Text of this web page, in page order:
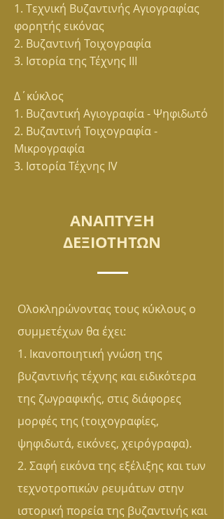
1. Tεχνική Βυζαντινής Αγιογραφίας
φορητής εικόνας
2. Bυζαντινή Τοιχογραφία
3. Ιστορία της Τέχνης ΙΙΙ
Δ΄κύκλος
1. Βυζαντική Αγιογραφία - Ψηφιδωτό
2. Βυζαντινή Τοιχογραφία -
Μικρογραφία
3. Ιστορία Τέχνης ΙV
ΑΝΑΠΤΥΞΗ
ΔΕΞΙΟΤΗΤΩΝ
Ολοκληρώνοντας τους κύκλους ο
συμμετέχων θα έχει:
1. Ικανοποιητική γνώση της
βυζαντινής τέχνης και ειδικότερα
της ζωγραφικής, στις διάφορες
μορφές της (τοιχογραφίες,
ψηφιδωτά, εικόνες, χειρόγραφα).
2. Σαφή εικόνα της εξέλιξης και των
τεχνοτροπικών ρευμάτων στην
ιστορική πορεία της βυζαντινής και